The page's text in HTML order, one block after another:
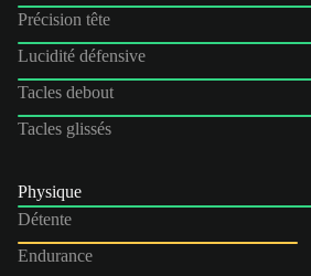
Précision tête
Lucidité défensive
Tacles debout
Tacles glissés
Physique
Détente
Endurance